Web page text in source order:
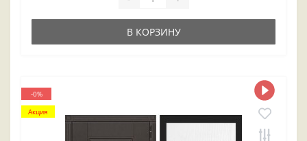
В КОРЗИНУ
-0%
Акция